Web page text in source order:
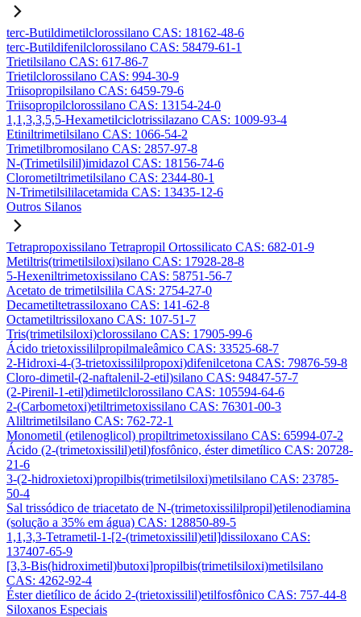
terc-Butildimetilclorossilano CAS: 18162-48-6
terc-Butildifenilclorossilano CAS: 58479-61-1
Trietilsilano CAS: 617-86-7
Trietilclorossilano CAS: 994-30-9
Triisopropilsilano CAS: 6459-79-6
Triisopropilclorossilano CAS: 13154-24-0
1,1,3,3,5,5-Hexametilciclotrissilazano CAS: 1009-93-4
Etiniltrimetilsilano CAS: 1066-54-2
Trimetilbromosilano CAS: 2857-97-8
N-(Trimetilsilil)imidazol CAS: 18156-74-6
Clorometiltrimetilsilano CAS: 2344-80-1
N-Trimetilsililacetamida CAS: 13435-12-6
Outros Silanos
Tetrapropoxissilano Tetrapropil Ortossilicato CAS: 682-01-9
Metiltris(trimetilsiloxi)silano CAS: 17928-28-8
5-Hexeniltrimetoxissilano CAS: 58751-56-7
Acetato de trimetilsilila CAS: 2754-27-0
Decametiltetrassiloxano CAS: 141-62-8
Octametiltrissiloxano CAS: 107-51-7
Tris(trimetilsiloxi)clorossilano CAS: 17905-99-6
Ácido trietoxissililpropilmaleâmico CAS: 33525-68-7
2-Hidroxi-4-(3-trietoxissililpropoxi)difenilcetona CAS: 79876-59-8
Cloro-dimetil-(2-naftalenil-2-etil)silano CAS: 94847-57-7
(2-Pirenil-1-etil)dimetilclorossilano CAS: 105594-64-6
2-(Carbometoxi)etiltrimetoxissilano CAS: 76301-00-3
Aliltrimetilsilano CAS: 762-72-1
Monometil (etilenoglicol) propiltrimetoxissilano CAS: 65994-07-2
Ácido (2-(trimetoxissilil)etil)fosfônico, éster dimetílico CAS: 20728-
21-6
3-(2-hidroxietoxi)propilbis(trimetilsiloxi)metilsilano CAS: 23785-
50-4
Sal trissódico de triacetato de N-(trimetoxissililpropil)etilenodiamina
(solução a 35% em água) CAS: 128850-89-5
1,1,3,3-Tetrametil-1-[2-(trimetoxissilil)etil]dissiloxano CAS:
137407-65-9
[3,3-Bis(hidroximetil)butoxi]propilbis(trimetilsiloxi)metilsilano
CAS: 4262-92-4
Éster dietílico de ácido 2-(trietoxissilil)etilfosfônico CAS: 757-44-8
Siloxanos Especiais